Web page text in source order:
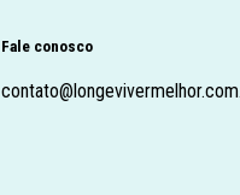
Fale conosco